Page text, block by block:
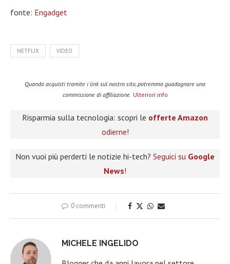
fonte: Engadget
NETFLIX VIDEO
Quando acquisti tramite i link sul nostro sito, potremmo guadagnare una
commissione di affiliazione. Ulteriori info
Risparmia sulla tecnologia: scopri le offerte Amazon
odierne!
Non vuoi più perderti le notizie hi-tech? Seguici su Google
News!
0 commenti
MICHELE INGELIDO